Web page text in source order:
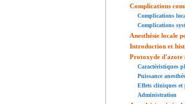
Complications
Complications
Complications
Anesthésie locale
Introduction et
Protoxyde d'azote
Caractéristiques
Puissance
Effets cliniques et
Administration